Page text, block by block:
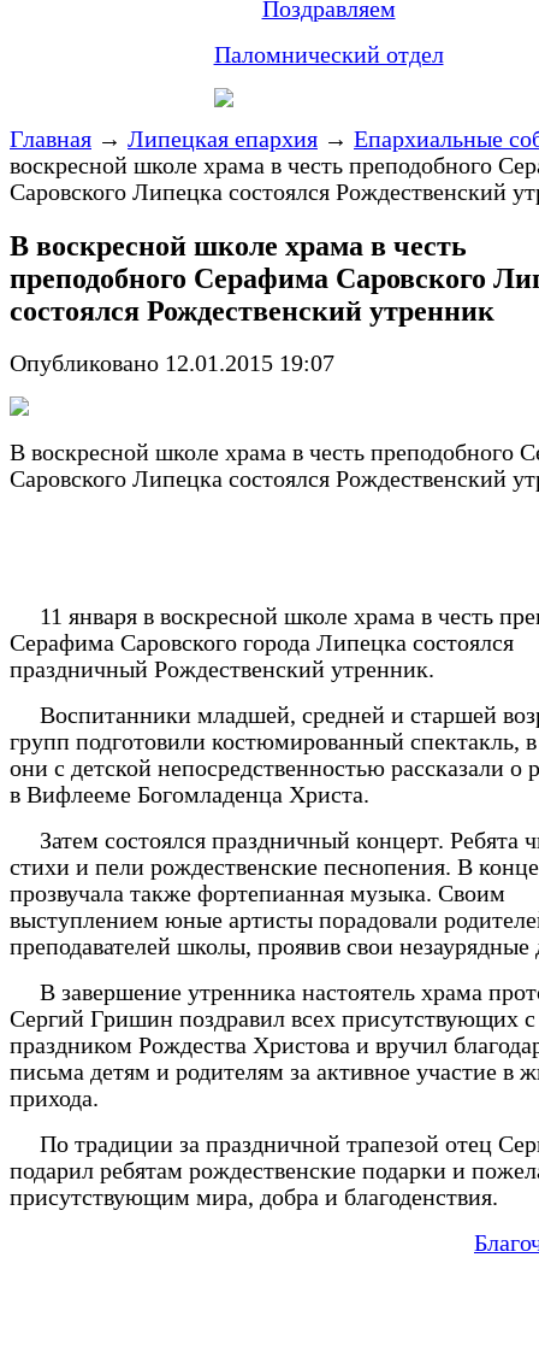
Поздравляем
Паломнический отдел
Главная → Липецкая епархия → Епархиальные
воскресной школе храма в честь преподобного
Саровского Липецка состоялся Рождественский
В воскресной школе храма в честь
преподобного Серафима Саровского
состоялся Рождественский утренник
Опубликовано 12.01.2015 19:07
В воскресной школе храма в честь преподобного
Саровского Липецка состоялся Рождественский
11 января в воскресной школе храма в честь
Серафима Саровского города Липецка состоялся
праздничный Рождественский утренник.
Воспитанники младшей, средней и старшей
групп подготовили костюмированный спектакль,
они с детской непосредственностью рассказали о
в Вифлееме Богомладенца Христа.
Затем состоялся праздничный концерт. Ребята
стихи и пели рождественские песнопения. В
прозвучала также фортепианная музыка. Своим
выступлением юные артисты порадовали
преподавателей школы, проявив свои незаурядные
В завершение утренника настоятель храма
Сергий Гришин поздравил всех присутствующих с
праздником Рождества Христова и вручил
письма детям и родителям за активное участие в
прихода.
По традиции за праздничной трапезой отец
подарил ребятам рождественские подарки и
присутствующим мира, добра и благоденствия.